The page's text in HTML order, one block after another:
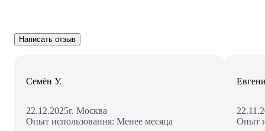
Написать отзыв
Семён У.
22.12.2025г. Москва
Опыт использования: Менее месяца
Опыт